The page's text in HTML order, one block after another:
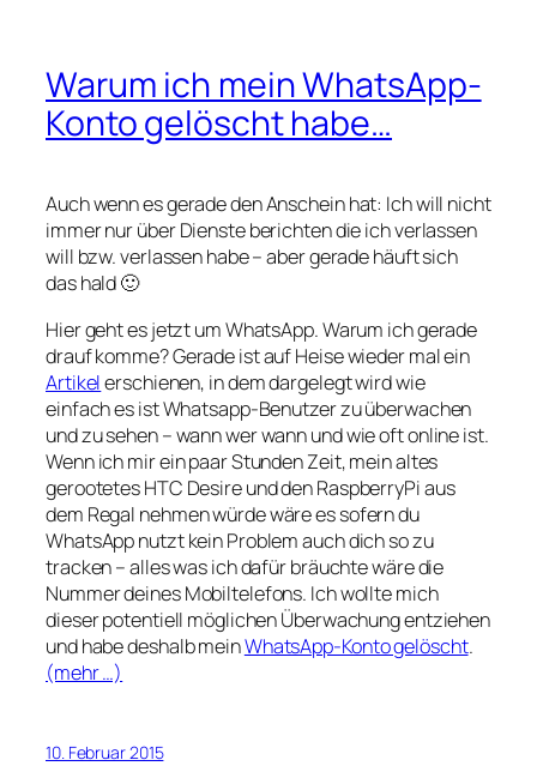
Warum ich mein WhatsApp-
Konto gelöscht habe…
Auch wenn es gerade den Anschein hat: Ich will nicht
immer nur über Dienste berichten die ich verlassen
will bzw. verlassen habe – aber gerade häuft sich
das hald 🙂
Hier geht es jetzt um WhatsApp. Warum ich gerade
drauf komme? Gerade ist auf Heise wieder mal ein
Artikelerschienen, in dem dargelegt wird wie
einfach es ist Whatsapp-Benutzer zu überwachen
und zu sehen – wann wer wann und wie oft online ist.
Wenn ich mir ein paar Stunden Zeit, mein altes
gerootetes HTC Desire und den RaspberryPi aus
dem Regal nehmen würde wäre es sofern du
WhatsApp nutzt kein Problem auch dich so zu
tracken – alles was ich dafür bräuchte wäre die
Nummer deines Mobiltelefons. Ich wollte mich
dieser potentiell möglichen Überwachung entziehen
und habe deshalb meinWhatsApp-Konto gelöscht.
(mehr …)
10. Februar 2015